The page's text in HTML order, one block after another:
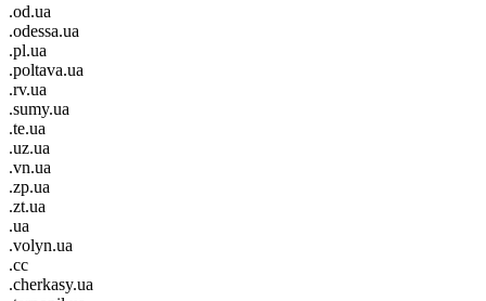
.od.ua
.odessa.ua
.pl.ua
.poltava.ua
.rv.ua
.sumy.ua
.te.ua
.uz.ua
.vn.ua
.zp.ua
.zt.ua
.ua
.volyn.ua
.cc
.cherkasy.ua